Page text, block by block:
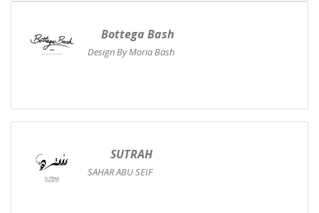
Bottega Bash
Design By Moria Bash
SUTRAH
SAHAR ABU SEIF